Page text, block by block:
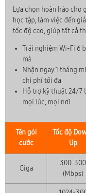
Lựa chọn hoàn hảo cho
học tập, làm việc đến
tốc độ cao, giúp tất cả
Trải nghiệm Wi-Fi 6
mà
Nhận ngay 1 tháng
chi phí tối đa
Hỗ trợ kỹ thuật 24/7
mọi lúc, mọi nơi
Tên gói
cước
Tốc độ
Up
Giga
300-300
(Mbps)